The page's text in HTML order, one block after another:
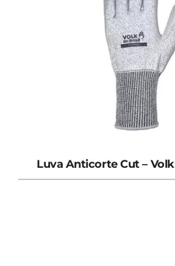
Luva Anticorte Cut – Volk